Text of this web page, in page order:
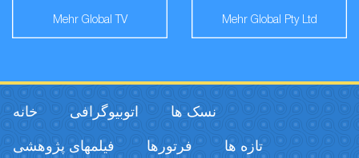
Mehr Global TV Mehr Global Pty Ltd
خانه اتوبیوگرافی نسک ها
فیلمهای پژوهشی فرتورها تازه ها